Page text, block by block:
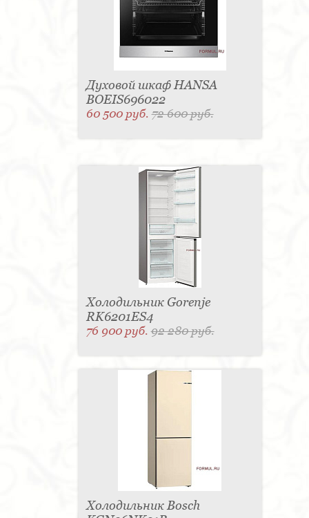
Духовой шкаф HANSA
BOEIS696022
60 500 руб.72 600 руб.
Холодильник Gorenje
RK6201ES4
76 900 руб.92 280 руб.
Холодильник Bosch